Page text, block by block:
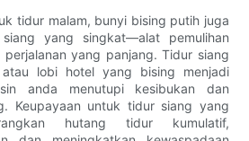
tidur malam, bunyi bising putih juga
yang singkat—alat pemulihan
yang panjang. Tidur siang
lobi hotel yang bising menjadi
anda menutupi kesibukan dan
Keupayaan untuk tidur siang yang
hutang tidur kumulatif,